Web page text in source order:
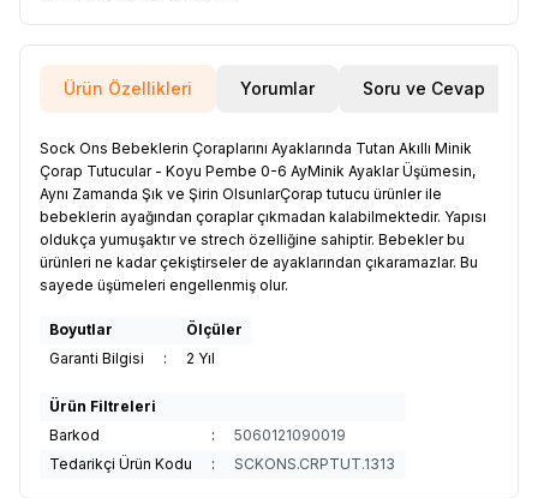
Ürün Özellikleri Yorumlar Soru ve Cevap
Sock Ons Bebeklerin Çoraplarını Ayaklarında Tutan Akıllı Minik
Çorap Tutucular - Koyu Pembe 0-6 AyMinik Ayaklar Üşümesin,
Aynı Zamanda Şık ve Şirin OlsunlarÇorap tutucu ürünler ile
bebeklerin ayağından çoraplar çıkmadan kalabilmektedir. Yapısı
oldukça yumuşaktır ve strech özelliğine sahiptir. Bebekler bu
ürünleri ne kadar çekiştirseler de ayaklarından çıkaramazlar. Bu
sayede üşümeleri engellenmiş olur.
Boyutlar
Ölçüler
Garanti Bilgisi
: 2 Yıl
Ürün Filtreleri
Barkod
:
5060121090019
Tedarikçi Ürün Kodu
: SCKONS.CRPTUT.1313